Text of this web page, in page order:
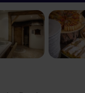
Bardzo dobry
Bardzo fajny hotel w samym